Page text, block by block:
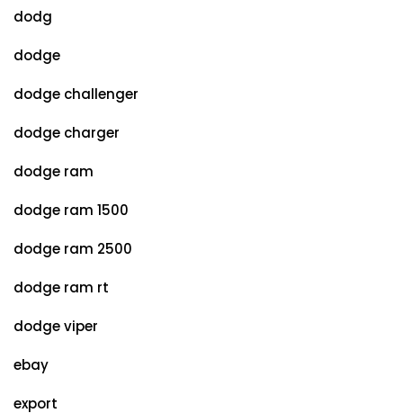
dodg
dodge
dodge challenger
dodge charger
dodge ram
dodge ram 1500
dodge ram 2500
dodge ram rt
dodge viper
ebay
export